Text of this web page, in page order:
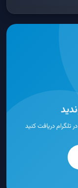
تلگرام دریافت کنید